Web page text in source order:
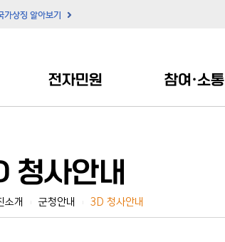
가상징 알아보기
전자민원 참여·소통
청사안내
소개 군청안내 3D 청사안내